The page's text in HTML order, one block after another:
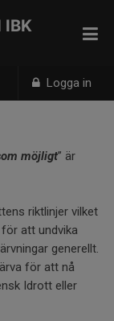
Logga in
IBK
möjligt” är
riktlinjer vilket
att undvika
generellt.
för att nå
Idrott eller